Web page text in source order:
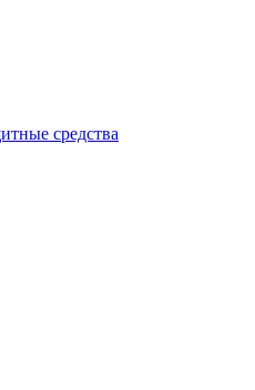
средства